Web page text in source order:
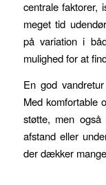
centrale
meget tid
på variation i
mulighed for at
En god
Med komfortable
støtte, men
afstand eller
der dækker